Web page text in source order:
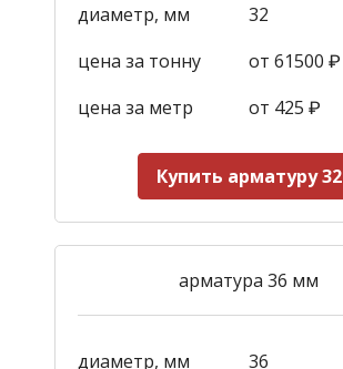
диаметр, мм
32
цена за тонну
от 61500 ₽
цена за метр
от 425 ₽
Купить арматуру 32
арматура 36 мм
диаметр, мм 36